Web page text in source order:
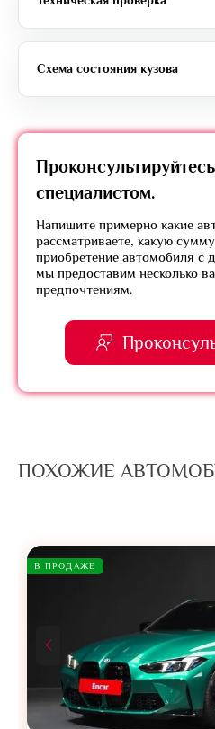
Схема состояния кузова
Проконсультируйтесь
специалистом.
Напишите примерно какие
рассматриваете, какую
приобретение автомобиля с
мы предоставим несколько
предпочтениям.
ПОХОЖИЕ
В ПРОДАЖЕ